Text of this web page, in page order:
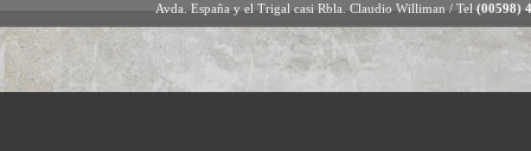
Avda. España y el Trigal casi Rbla. Claudio Williman / Tel (00598)